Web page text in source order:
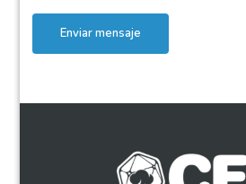
Enviar mensaje